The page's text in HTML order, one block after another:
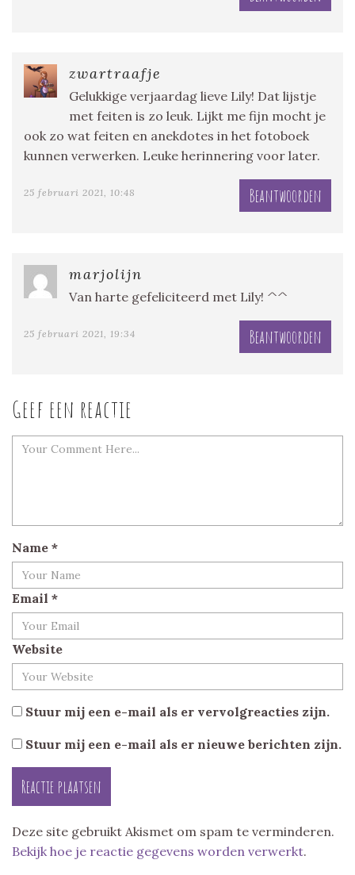
zwartraafje
Gelukkige verjaardag lieve Lily! Dat lijstje
met feiten is zo leuk. Lijkt me fijn mocht je
ook zo wat feiten en anekdotes in het fotoboek
kunnen verwerken. Leuke herinnering voor later.
25 februari 2021, 10:48 Beantwoorden
marjolijn
Van harte gefeliciteerd met Lily! ^^
25 februari 2021, 19:34 Beantwoorden
Geef een reactie
Name *
Email *
Website
Stuur mij een e-mail als er vervolgreacties zijn.
Stuur mij een e-mail als er nieuwe berichten zijn.
Deze site gebruikt Akismet om spam te verminderen.
Bekijk hoe je reactie gegevens worden verwerkt.